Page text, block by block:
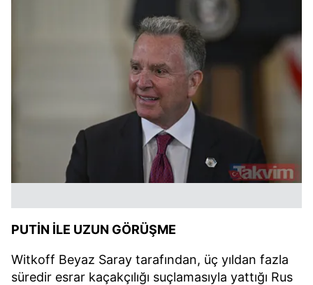
PUTİN İLE UZUN GÖRÜŞME
Witkoff Beyaz Saray tarafından, üç yıldan fazla
süredir esrar kaçakçılığı suçlamasıyla yattığı Rus